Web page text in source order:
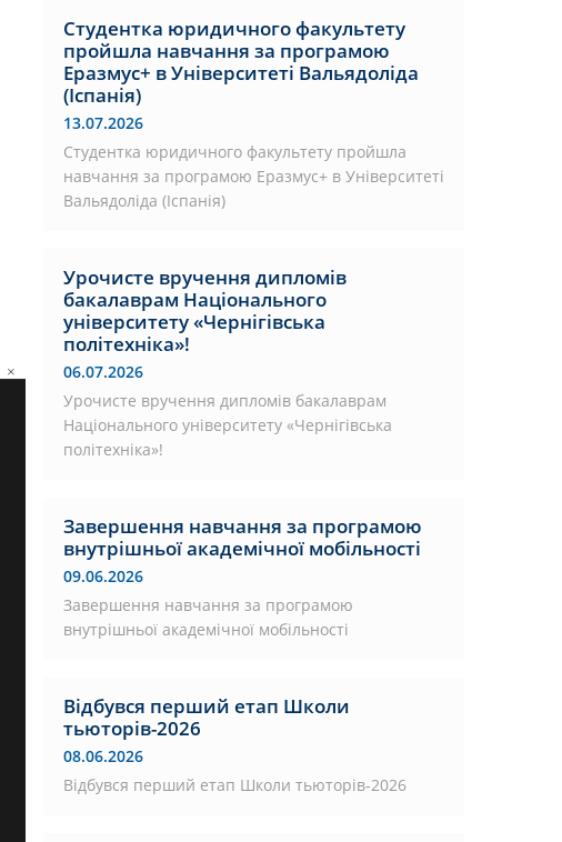
Студентка юридичного факультету
пройшла навчання за програмою
Еразмус+ в Університеті Вальядоліда
(Іспанія)
13.07.2026
Студентка юридичного факультету пройшла
навчання за програмою Еразмус+ в Університеті
Вальядоліда (Іспанія)
Урочисте вручення дипломів
бакалаврам Національного
університету «Чернігівська
політехніка»!
06.07.2026
Урочисте вручення дипломів бакалаврам
Національного університету «Чернігівська
політехніка»!
Завершення навчання за програмою
внутрішньої академічної мобільності
09.06.2026
Завершення навчання за програмою
внутрішньої академічної мобільності
Відбувся перший етап Школи
тьюторів-2026
08.06.2026
Відбувся перший етап Школи тьюторів-2026